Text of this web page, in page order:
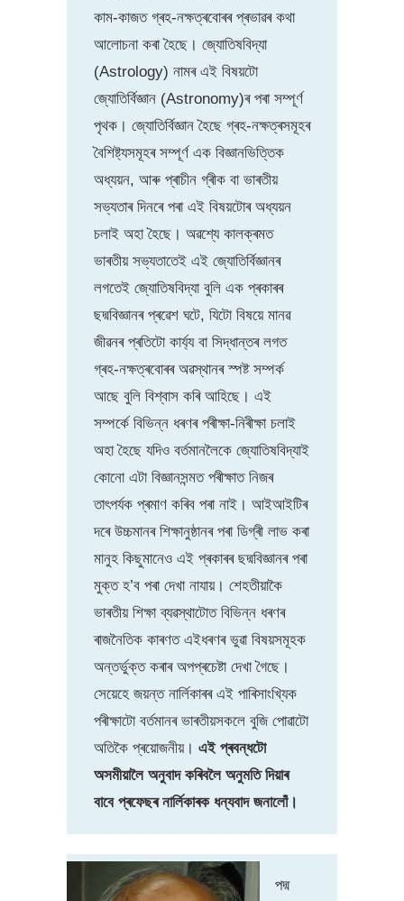
কাম-কাজত গ্ৰহ-নক্ষত্ৰবোৰৰ প্ৰভাৱৰ কথা
আলোচনা কৰা হৈছে। জ্যোতিষবিদ্যা
(Astrology) নামৰ এই বিষয়টো
জ্যোতিৰ্বিজ্ঞান (Astronomy)ৰ পৰা সম্পূৰ্ণ
পৃথক। জ্যোতিৰ্বিজ্ঞান হৈছে গ্ৰহ-নক্ষত্ৰসমূহৰ
বৈশিষ্ট্যসমূহৰ সম্পূৰ্ণ এক বিজ্ঞানভিত্তিক
অধ্যয়ন, আৰু প্ৰাচীন গ্ৰীক বা ভাৰতীয়
সভ্যতাৰ দিনৰে পৰা এই বিষয়টোৰ অধ্যয়ন
চলাই অহা হৈছে। অৱশ্যে কালক্ৰমত
ভাৰতীয় সভ্যতাতেই এই জ্যোতিৰ্বিজ্ঞানৰ
লগতেই জ্যোতিষবিদ্যা বুলি এক প্ৰকাৰৰ
ছদ্মবিজ্ঞানৰ প্ৰৱেশ ঘটে, যিটো বিষয়ে মানৱ
জীৱনৰ প্ৰতিটো কাৰ্য্য বা সিদ্ধান্তৰ লগত
গ্ৰহ-নক্ষত্ৰবোৰৰ অৱস্থানৰ স্পষ্ট সম্পৰ্ক
আছে বুলি বিশ্বাস কৰি আহিছে। এই
সম্পৰ্কে বিভিন্ন ধৰণৰ পৰীক্ষা-নিৰীক্ষা চলাই
অহা হৈছে যদিও বৰ্তমানলৈকে জ্যোতিষবিদ্যাই
কোনো এটা বিজ্ঞানসন্মত পৰীক্ষাত নিজৰ
তাৎপৰ্যক প্ৰমাণ কৰিব পৰা নাই। আইআইটিৰ
দৰে উচ্চমানৰ শিক্ষানুষ্ঠানৰ পৰা ডিগ্ৰী লাভ কৰা
মানুহ কিছুমানেও এই প্ৰকাৰৰ ছদ্মবিজ্ঞানৰ পৰা
মুক্ত হ’ব পৰা দেখা নাযায়। শেহতীয়াকৈ
ভাৰতীয় শিক্ষা ব্যৱস্থাটোত বিভিন্ন ধৰণৰ
ৰাজনৈতিক কাৰণত এইধৰণৰ ভুৱা বিষয়সমূহক
অন্তৰ্ভুক্ত কৰাৰ অপপ্ৰচেষ্টা দেখা গৈছে।
সেয়েহে জয়ন্ত নাৰ্লিকাৰৰ এই পাৰিসাংখ্যিক
পৰীক্ষাটো বৰ্তমানৰ ভাৰতীয়সকলে বুজি পোৱাটো
অতিকৈ প্ৰয়োজনীয়। এই প্ৰবন্ধটো
অসমীয়ালৈ অনুবাদ কৰিবলৈ অনুমতি দিয়াৰ
বাবে প্ৰফেছৰ নাৰ্লিকাৰক ধন্যবাদ জনালোঁ।
পদ্ম